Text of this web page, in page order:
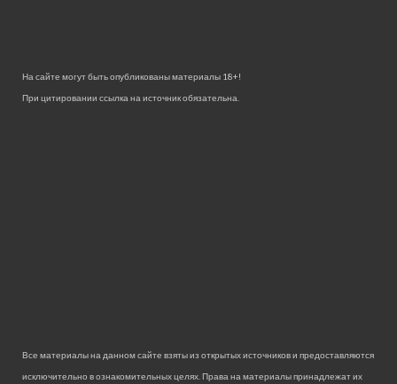
На сайте могут быть опубликованы материалы 18+!
При цитировании ссылка на источник обязательна.
Все материалы на данном сайте взяты из открытых источников и предоставляются
исключительно в ознакомительных целях. Права на материалы принадлежат их